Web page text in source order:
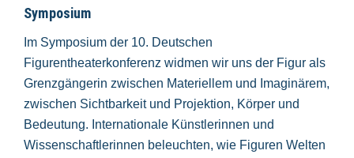
Symposium
Im Symposium der 10. Deutschen
Figurentheaterkonferenz widmen wir uns der Figur als
Grenzgängerin zwischen Materiellem und Imaginärem,
zwischen Sichtbarkeit und Projektion, Körper und
Bedeutung. Internationale Künstlerinnen und
Wissenschaftlerinnen beleuchten, wie Figuren Welten